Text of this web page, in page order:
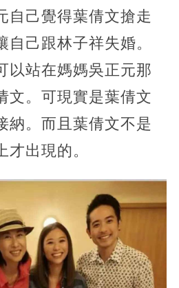
自己覺得葉倩文搶走
自己跟林子祥失婚。
以站在媽媽吳正元那
文。可現實是葉倩文
納。而且葉倩文不是
出現的。